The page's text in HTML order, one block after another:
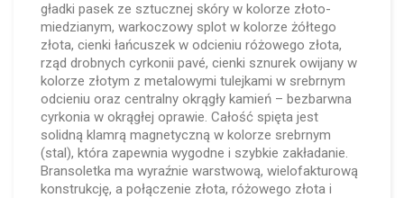
gładki pasek ze sztucznej skóry w kolorze złoto-
miedzianym, warkoczowy splot w kolorze żółtego
złota, cienki łańcuszek w odcieniu różowego złota,
rząd drobnych cyrkonii pavé, cienki sznurek owijany w
kolorze złotym z metalowymi tulejkami w srebrnym
odcieniu oraz centralny okrągły kamień – bezbarwna
cyrkonia w okrągłej oprawie. Całość spięta jest
solidną klamrą magnetyczną w kolorze srebrnym
(stal), która zapewnia wygodne i szybkie zakładanie.
Bransoletka ma wyraźnie warstwową, wielofakturową
konstrukcję, a połączenie złota, różowego złota i